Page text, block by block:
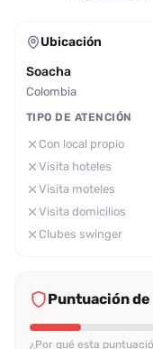
Ubicación
Soacha
Colombia
TIPO DE ATENCIÓN
Con local propio
Visita hoteles
Visita moteles
Visita domicilios
Clubes swinger
Puntuación
¿Por qué esta